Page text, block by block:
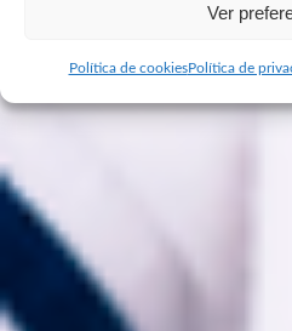
Ver
Política de cookiesPolítica de